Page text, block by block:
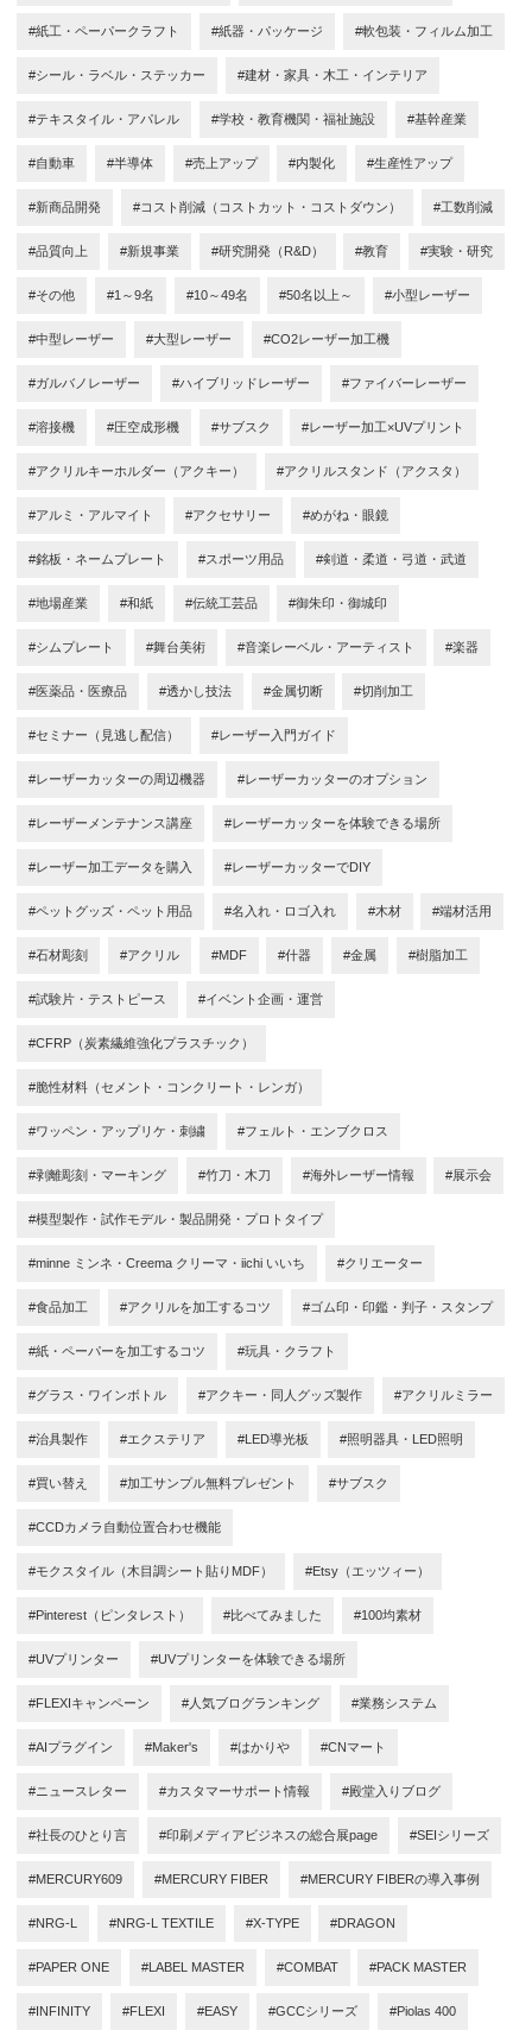
#紙工・ペーパークラフト #紙器・パッケージ #軟包装・フィルム加工
#シール・ラベル・ステッカー #建材・家具・木工・インテリア
#テキスタイル・アパレル #学校・教育機関・福祉施設 #基幹産業
#自動車 #半導体 #売上アップ #内製化 #生産性アップ
#新商品開発 #コスト削減（コストカット・コストダウン） #工数削減
#品質向上 #新規事業 #研究開発（R&D） #教育 #実験・研究
#その他 #1～9名 #10～49名 #50名以上～ #小型レーザー
#中型レーザー #大型レーザー #CO2レーザー加工機
#ガルバノレーザー #ハイブリッドレーザー #ファイバーレーザー
#溶接機 #圧空成形機 #サブスク #レーザー加工×UVプリント
#アクリルキーホルダー（アクキー） #アクリルスタンド（アクスタ）
#アルミ・アルマイト #アクセサリー #めがね・眼鏡
#銘板・ネームプレート #スポーツ用品 #剣道・柔道・弓道・武道
#地場産業 #和紙 #伝統工芸品 #御朱印・御城印
#シムプレート #舞台美術 #音楽レーベル・アーティスト #楽器
#医薬品・医療品 #透かし技法 #金属切断 #切削加工
#セミナー（見逃し配信） #レーザー入門ガイド
#レーザーカッターの周辺機器 #レーザーカッターのオプション
#レーザーメンテナンス講座 #レーザーカッターを体験できる場所
#レーザー加工データを購入 #レーザーカッターでDIY
#ペットグッズ・ペット用品 #名入れ・ロゴ入れ #木材 #端材活用
#石材彫刻 #アクリル #MDF #什器 #金属 #樹脂加工
#試験片・テストピース #イベント企画・運営
#CFRP（炭素繊維強化プラスチック）
#脆性材料（セメント・コンクリート・レンガ）
#ワッペン・アップリケ・刺繍 #フェルト・エンブクロス
#剥離彫刻・マーキング #竹刀・木刀 #海外レーザー情報 #展示会
#模型製作・試作モデル・製品開発・プロトタイプ
#minne ミンネ・Creema クリーマ・iichi いいち #クリエーター
#食品加工 #アクリルを加工するコツ #ゴム印・印鑑・判子・スタンプ
#紙・ペーパーを加工するコツ #玩具・クラフト
#グラス・ワインボトル #アクキー・同人グッズ製作 #アクリルミラー
#治具製作 #エクステリア #LED導光板 #照明器具・LED照明
#買い替え #加工サンプル無料プレゼント #サブスク
#CCDカメラ自動位置合わせ機能
#モクスタイル（木目調シート貼りMDF） #Etsy（エッツィー）
#Pinterest（ピンタレスト） #比べてみました #100均素材
#UVプリンター #UVプリンターを体験できる場所
#FLEXIキャンペーン #人気ブログランキング #業務システム
#AIプラグイン #Maker's #はかりや #CNマート
#ニュースレター #カスタマーサポート情報 #殿堂入りブログ
#社長のひとり言 #印刷メディアビジネスの総合展page #SEIシリーズ
#MERCURY609 #MERCURY FIBER #MERCURY FIBERの導入事例
#NRG-L #NRG-L TEXTILE #X-TYPE #DRAGON
#PAPER ONE #LABEL MASTER #COMBAT #PACK MASTER
#INFINITY #FLEXI #EASY #GCCシリーズ #Piolas 400